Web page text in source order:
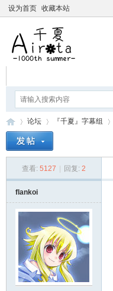
设为首页 收藏本站
论坛
›
『千夏』字幕组
查看: 5127 回复: 2
flankoi